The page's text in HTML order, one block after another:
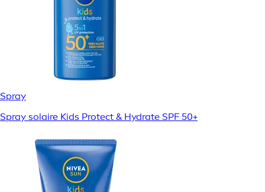
Spray
Spray solaire Kids Protect & Hydrate SPF 50+